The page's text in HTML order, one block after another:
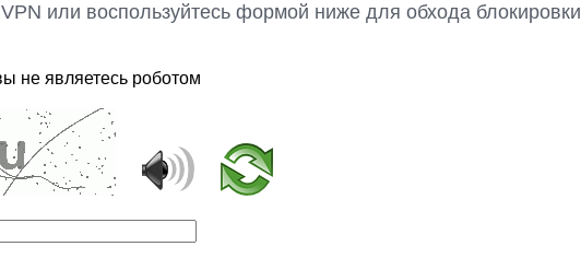
или воспользуйтесь формой ниже для обхода блокировки
не являетесь роботом